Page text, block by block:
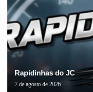
Rapidinhas do JC
7 de agosto de 2026